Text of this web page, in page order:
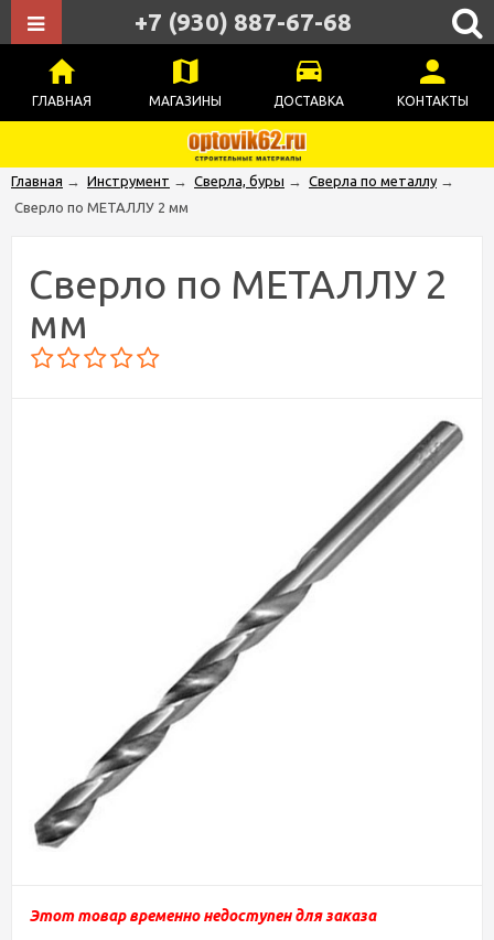
ГЛАВНАЯ МАГАЗИНЫ ДОСТАВКА КОНТАКТЫ
+7 (930) 887-67-68
Главная → Инструмент → Сверла, буры → Сверла по металлу →
Сверло по МЕТАЛЛУ 2 мм
Сверло по МЕТАЛЛУ 2
мм
Этот товар временно недоступен для заказа